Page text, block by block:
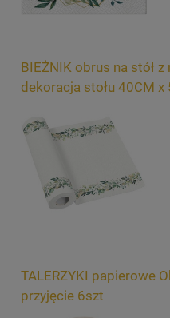
BIEŻNIK obrus na stół
dekoracja stołu 40CM x
TALERZYKI papierowe
przyjęcie 6szt